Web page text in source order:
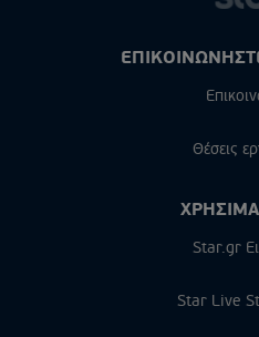
Θέσεις
Star.gr
Star Live